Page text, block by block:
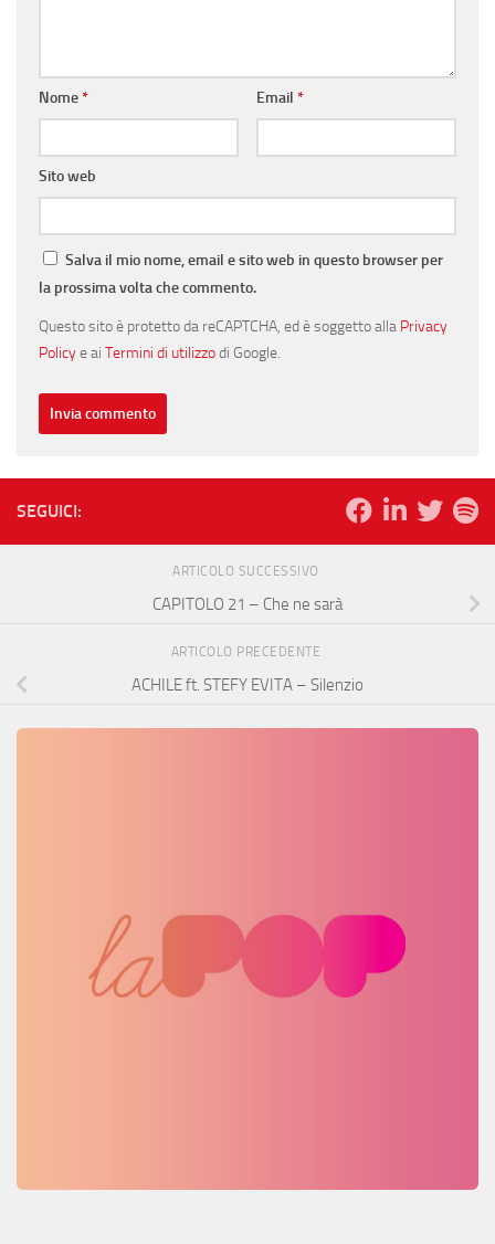
Nome* Email *
Sito web
Salva il mio nome, email e sito web in questo browser per
la prossima volta che commento.
Questo sito è protetto da reCAPTCHA, ed è soggetto alla Privacy
Policye ai Termini di utilizzodi Google.
SEGUICI:
ARTICOLO SUCCESSIVO
CAPITOLO 21 – Che ne sarà
ARTICOLO PRECEDENTE
ACHILE ft. STEFY EVITA – Silenzio